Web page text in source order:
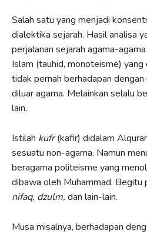
Salah satu yang menjadi
dialektika sejarah. Hasil analisa
perjalanan sejarah agama-
Islam (tauhid, monoteisme) yang
tidak pernah berhadapan
diluar agama. Melainkan selalu
lain.
Istilah kufr(kafir) didalam
sesuatu non-agama. Namun
beragama politeisme yang
dibawa oleh Muhammad. Begitu
nifaq, dzulm, dan lain-lain.
Musa misalnya, berhadapan